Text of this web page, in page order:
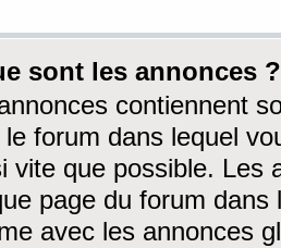
sont les annonces ?
contiennent
le forum dans lequel
vite que possible. Les
page du forum dans
avec les annonces